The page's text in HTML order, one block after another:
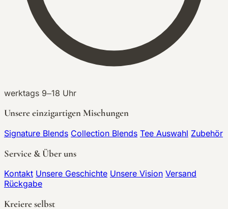
werktags 9–18 Uhr
Unsere einzigartigen Mischungen
Signature Blends Collection Blends Tee Auswahl Zubehör
Service & Über uns
Kontakt Unsere Geschichte Unsere Vision Versand
Rückgabe
Kreiere selbst